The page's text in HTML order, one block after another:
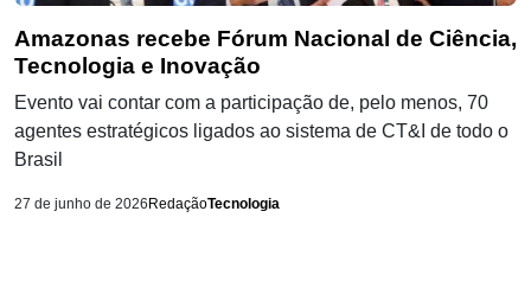
Amazonas recebe Fórum Nacional de Ciência,
Tecnologia e Inovação
Evento vai contar com a participação de, pelo menos, 70
agentes estratégicos ligados ao sistema de CT&I de todo o
Brasil
27 de junho de 2026 RedaçãoTecnologia